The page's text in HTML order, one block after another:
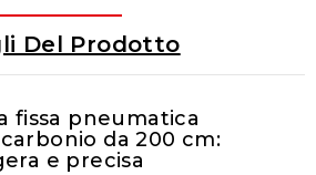
Del Prodotto
fissa pneumatica
da 200 cm:
e precisa